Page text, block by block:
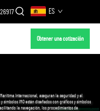
ES
Obtener una cotización
Internacional, aseguran la seguridad y el
IMO están diseñados con gráficos y símbolos
la navegación, los procedimientos de